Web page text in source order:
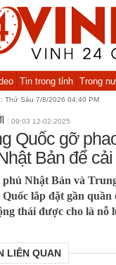
Tin trong tỉnh Trong
Thứ Sáu 7/8/2026 04:40 PM
09:03 12-02-2025
Quốc gỡ
Bản để
Nhật Bản và
lắp đặt gần
thái được cho là nỗ
LIÊN QUAN